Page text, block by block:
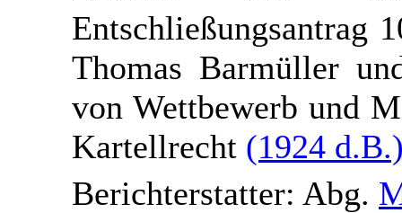
Entschließungsantrag
Thomas Barmüller
von Wettbewerb und
Kartellrecht (1924
Berichterstatter: Abg.